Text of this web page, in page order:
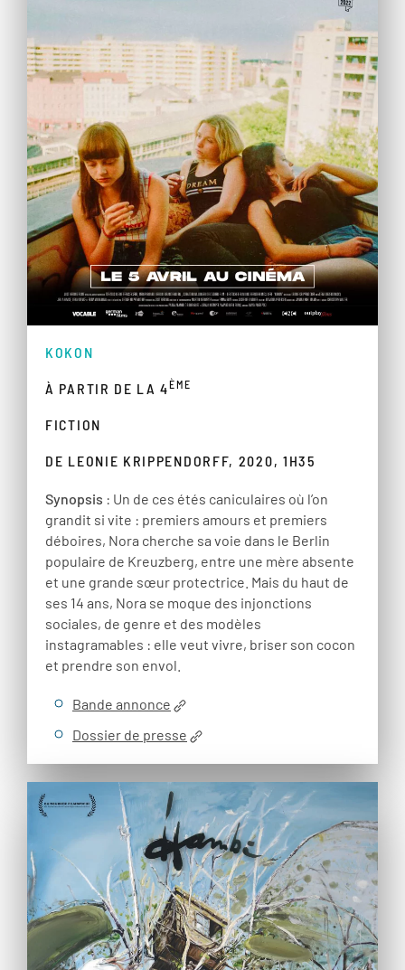
KOKON
À PARTIR DE LA 4ÈME
FICTION
DE LEONIE KRIPPENDORFF, 2020, 1H35
Synopsis : Un de ces étés caniculaires où l’on
grandit si vite : premiers amours et premiers
déboires, Nora cherche sa voie dans le Berlin
populaire de Kreuzberg, entre une mère absente
et une grande sœur protectrice. Mais du haut de
ses 14 ans, Nora se moque des injonctions
sociales, de genre et des modèles
instagramables : elle veut vivre, briser son cocon
et prendre son envol.
Bande annonce
Dossier de presse